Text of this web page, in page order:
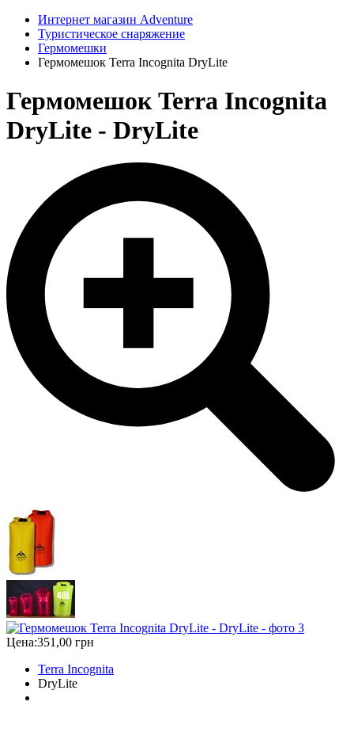
Интернет магазин Adventure
Туристическое снаряжение
Гермомешки
Гермомешок Terra Incognita DryLite
Гермомешок Terra Incognita
DryLite - DryLite
Цена:351,00 грн
Terra Incognita
DryLite